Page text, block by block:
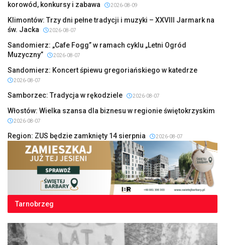
korowód, konkursy i zabawa
2026-08-09
Klimontów: Trzy dni pełne tradycji i muzyki – XXVIII Jarmark na
św. Jacka
2026-08-07
Sandomierz: „Cafe Fogg” w ramach cyklu „Letni Ogród
Muzyczny”
2026-08-07
Sandomierz: Koncert śpiewu gregoriańskiego w katedrze
2026-08-07
Samborzec: Tradycja w rękodziele 2026-08-07
Włostów: Wielka szansa dla biznesu w regionie świętokrzyskim
2026-08-07
Region: ZUS będzie zamknięty 14 sierpnia 2026-08-07
Tarnobrzeg